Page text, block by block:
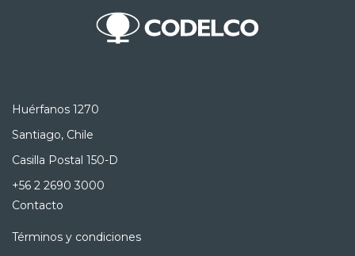
Huérfanos 1270
Santiago, Chile
Casilla Postal 150-D
+56 2 2690 3000
Contacto
Términos y condiciones